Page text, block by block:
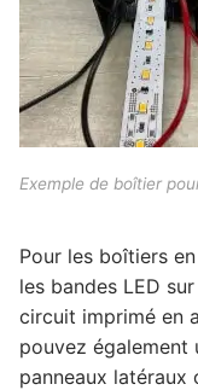
Exemple de boîtier
Pour les boîtiers
les bandes LED
circuit imprimé en
pouvez également
panneaux latéraux